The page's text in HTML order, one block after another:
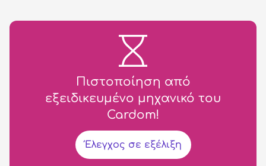
Πιστοποίηση από
εξειδικευμένο μηχανικό του
Cardom!
Έλεγχος σε εξέλιξη